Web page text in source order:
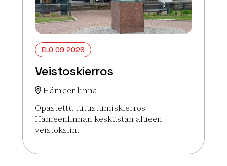
ELO 09 2026
Veistoskierros
Hämeenlinna
Opastettu tutustumiskierros
Hämeenlinnan keskustan alueen
veistoksiin.